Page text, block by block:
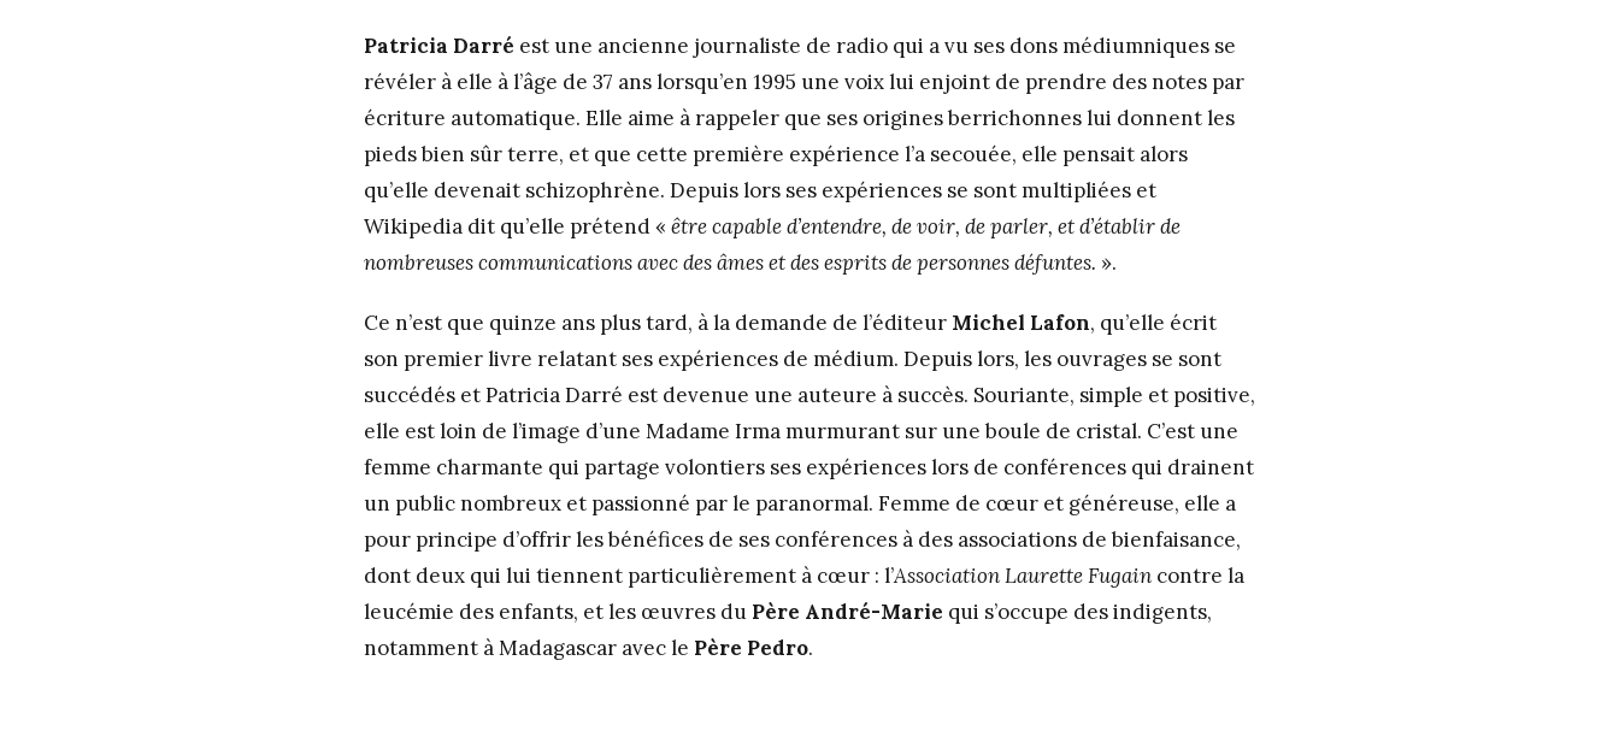
Patricia Darré est une ancienne journaliste de radio qui a vu ses dons médiumniques se
révéler à elle à l’âge de 37 ans lorsqu’en 1995 une voix lui enjoint de prendre des notes par
écriture automatique. Elle aime à rappeler que ses origines berrichonnes lui donnent les
pieds bien sûr terre, et que cette première expérience l’a secouée, elle pensait alors
qu’elle devenait schizophrène. Depuis lors ses expériences se sont multipliées et
Wikipedia dit qu’elle prétend « être capable d’entendre, de voir, de parler, et d’établir de
nombreuses communications avec des âmes et des esprits de personnes défuntes. ».
Ce n’est que quinze ans plus tard, à la demande de l’éditeur Michel Lafon, qu’elle écrit
son premier livre relatant ses expériences de médium. Depuis lors, les ouvrages se sont
succédés et Patricia Darré est devenue une auteure à succès. Souriante, simple et positive,
elle est loin de l’image d’une Madame Irma murmurant sur une boule de cristal. C’est une
femme charmante qui partage volontiers ses expériences lors de conférences qui drainent
un public nombreux et passionné par le paranormal. Femme de cœur et généreuse, elle a
pour principe d’offrir les bénéfices de ses conférences à des associations de bienfaisance,
dont deux qui lui tiennent particulièrement à cœur : l’Association Laurette Fugain contre la
leucémie des enfants, et les œuvres du Père André-Marie qui s’occupe des indigents,
notamment à Madagascar avec le Père Pedro.